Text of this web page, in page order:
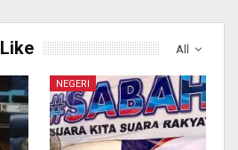
All
NEGERI